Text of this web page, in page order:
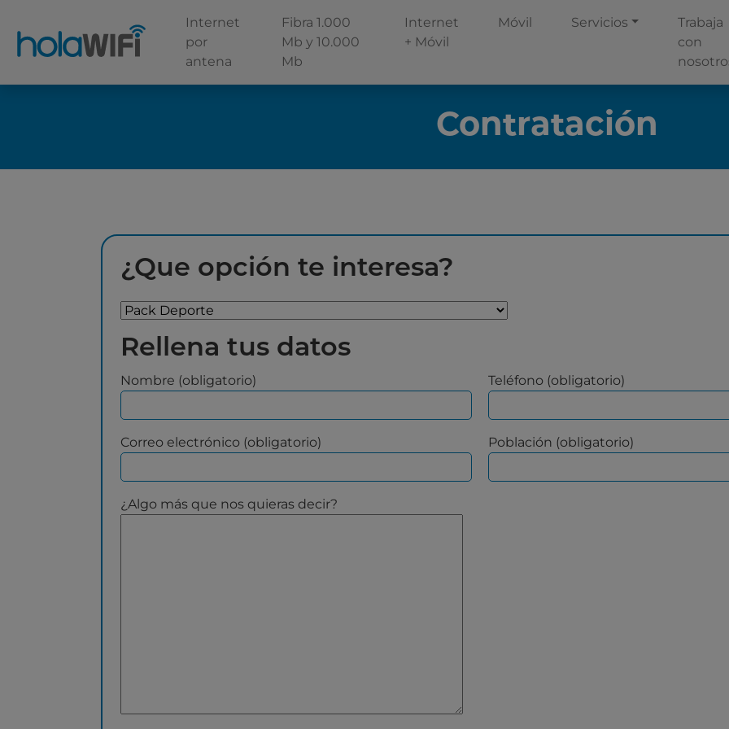
Internet
por
antena
Fibra 1.000
Mb y 10.000
Mb
Internet
+ Móvil
Móvil Servicios
Trabaja
con
Contratación
¿Que opción te interesa?
Rellena tus datos
Nombre (obligatorio) Teléfono (obligatorio)
Correo electrónico (obligatorio) Población (obligatorio)
¿Algo más que nos quieras decir?